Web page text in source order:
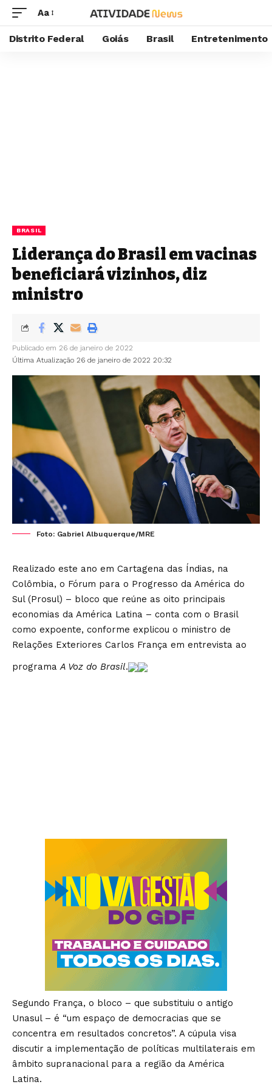
Aa
Distrito Federal Goiás Brasil Entretenimento
BRASIL
Liderança do Brasil em vacinas
beneficiará vizinhos, diz
ministro
Última Atualização 26 de janeiro de 2022 20:32
Publicado em 26 de janeiro de 2022
Foto: Gabriel Albuquerque/MRE
Realizado este ano em Cartagena das Índias, na
Colômbia, o Fórum para o Progresso da América do
Sul (Prosul) – bloco que reúne as oito principais
economias da América Latina – conta com o Brasil
como expoente, conforme explicou o ministro de
Relações Exteriores Carlos França em entrevista ao
programaA Voz do Brasil.
Segundo França, o bloco – que substituiu o antigo
Unasul – é “um espaço de democracias que se
concentra em resultados concretos”. A cúpula visa
discutir a implementação de políticas multilaterais em
âmbito supranacional para a região da América
Latina.